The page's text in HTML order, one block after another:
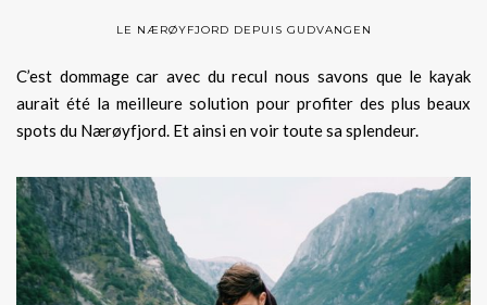
LE NÆRØYFJORD DEPUIS GUDVANGEN
C’est dommage car avec du recul nous savons que le kayak
aurait été la meilleure solution pour profiter des plus beaux
spots du Nærøyfjord. Et ainsi en voir toute sa splendeur.